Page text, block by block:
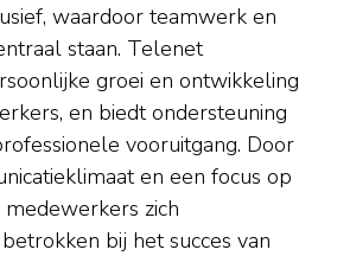
waardoor teamwerk en
staan. Telenet
groei en ontwikkeling
en biedt ondersteuning
vooruitgang. Door
en een focus op
zich
bij het succes van